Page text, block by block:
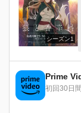
シーズン1
Prime
初回30日